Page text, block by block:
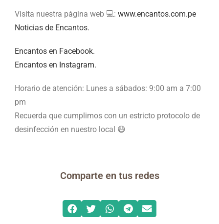
Visita nuestra página web 💻: www.encantos.com.pe
Noticias de Encantos.
Encantos en Facebook.
Encantos en Instagram.
Horario de atención: Lunes a sábados: 9:00 am a 7:00
pm
Recuerda que cumplimos con un estricto protocolo de
desinfección en nuestro local 😷
Comparte en tus redes